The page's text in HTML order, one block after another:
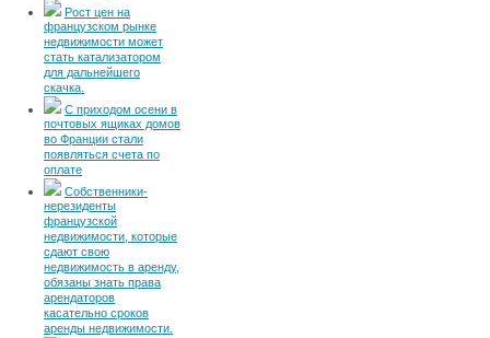
Рост цен на
французском рынке
недвижимости может
стать катализатором
для дальнейшего
скачка.
С приходом осени в
почтовых ящиках домов
во Франции стали
появляться счета по
оплате
Собственники-
нерезиденты
французской
недвижимости, которые
сдают свою
недвижимость в аренду,
обязаны знать права
арендаторов
касательно сроков
аренды недвижимости.